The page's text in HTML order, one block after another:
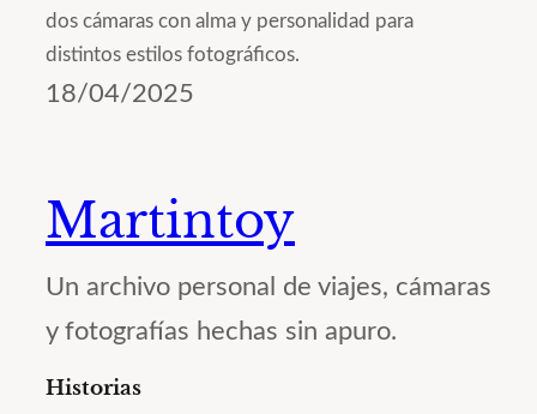
dos cámaras con alma y personalidad para
distintos estilos fotográficos.
18/04/2025
Martintoy
Un archivo personal de viajes, cámaras
y fotografías hechas sin apuro.
Historias